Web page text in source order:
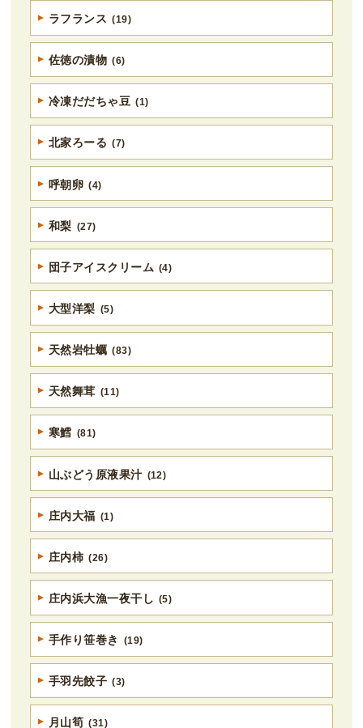
ラフランス (19)
佐徳の漬物 (6)
冷凍だだちゃ豆 (1)
北家ろーる (7)
呼朝卵 (4)
和梨 (27)
団子アイスクリーム (4)
大型洋梨 (5)
天然岩牡蠣 (83)
天然舞茸 (11)
寒鱈 (81)
山ぶどう原液果汁 (12)
庄内大福 (1)
庄内柿 (26)
庄内浜大漁一夜干し (5)
手作り笹巻き (19)
手羽先餃子 (3)
月山筍 (31)